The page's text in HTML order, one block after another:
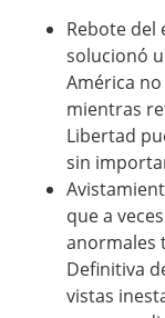
Rebote del
solucionó
América
mientras
Libertad
sin
que a
anormales
Definitiva
vistas